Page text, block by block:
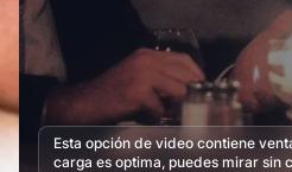
Esta opción de video contiene
carga es optima, puedes mirar sin